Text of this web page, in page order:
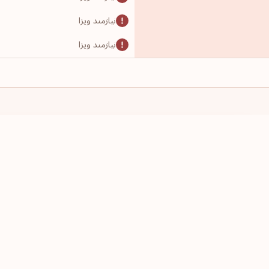
نیازمند ویزا
نیازمند ویزا
نیازمند ویزا